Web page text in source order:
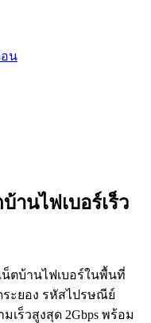
อน
านไฟเบอร์เร็ว
น็ตบ้านไฟเบอร์ในพื้นที่
ระยอง รหัสไปรษณีย์
มเร็วสูงสุด 2Gbps พร้อม